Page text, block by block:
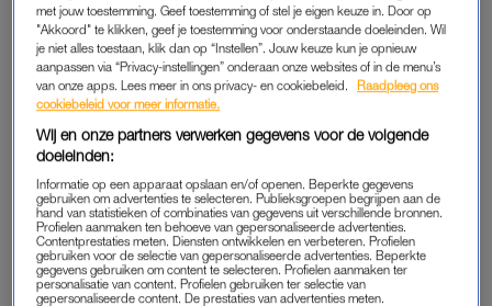
De Gezondheidsraad adviseerde vorige maand omalle baby’s
te vaccinerentegen het RS-virus via het
rijksvaccinatieprogramma. Volgens het kabinet is daar geen
geld voor. De Kamer heeft het demissionaire kabinet nu
opgedragen hiervoor budget te zoeken tijdens de
besprekingen voor de voorjaarsnota.
Door kinderen een seizoensgebonden vaccinatie te geven,
wordt op toekomstige behandelkosten bespaard, schreef de
Gezondheidsraad in zijn advies.
met jouw toestemming. Geef toestemming of stel je eigen keuze in. Door op
"Akkoord" te klikken, geef je toestemming voor onderstaande doeleinden. Wil
je niet alles toestaan, klik dan op “Instellen”. Jouw keuze kun je opnieuw
aanpassen via “Privacy-instellingen” onderaan onze websites of in de menu’s
van onze apps. Lees meer in ons privacy- en cookiebeleid.
Raadpleeg ons
cookiebeleid voor meer informatie.
Wij en onze partners verwerken gegevens voor de volgende
doeleinden:
Informatie op een apparaat opslaan en/of openen. Beperkte gegevens
gebruiken om advertenties te selecteren. Publieksgroepen begrijpen aan de
hand van statistieken of combinaties van gegevens uit verschillende bronnen.
Profielen aanmaken ten behoeve van gepersonaliseerde advertenties.
Contentprestaties meten. Diensten ontwikkelen en verbeteren. Profielen
gebruiken voor de selectie van gepersonaliseerde advertenties. Beperkte
gegevens gebruiken om content te selecteren. Profielen aanmaken ter
personalisatie van content. Profielen gebruiken ter selectie van
gepersonaliseerde content. De prestaties van advertenties meten.